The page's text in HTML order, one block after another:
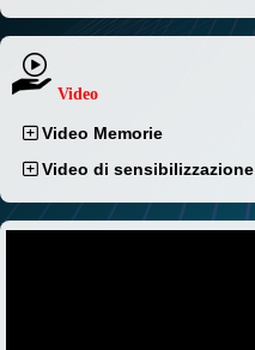
Video
Video Memorie
Video di sensibilizzazione